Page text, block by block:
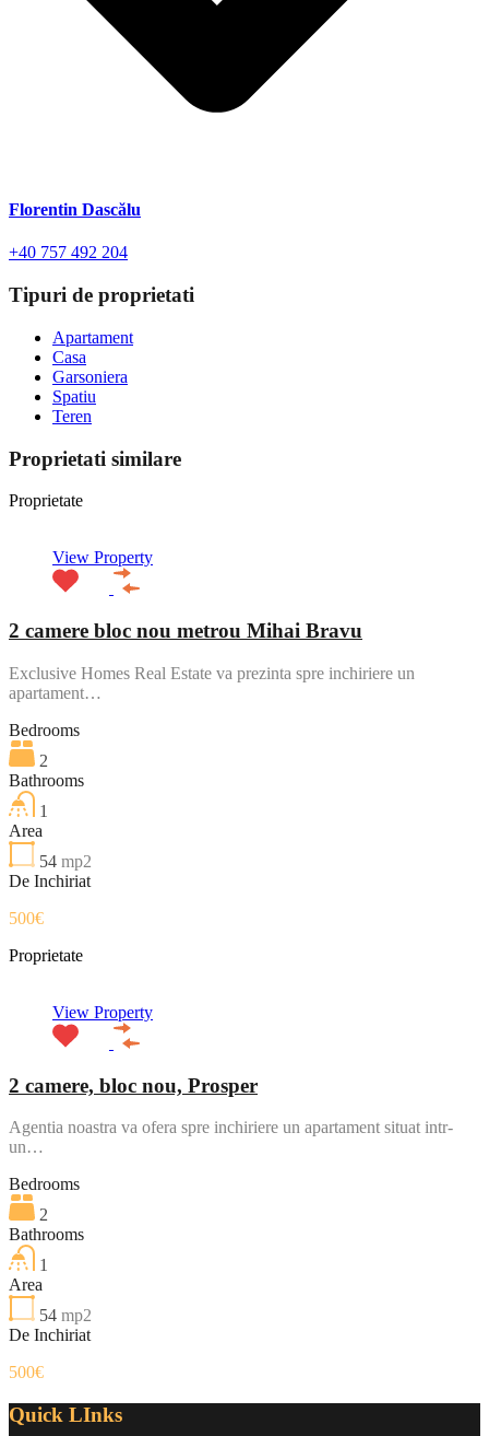
Florentin Dascălu
+40 757 492 204
Tipuri de proprietati
Apartament
Casa
Garsoniera
Spatiu
Teren
Proprietati similare
Proprietate
View Property
2 camere bloc nou metrou Mihai Bravu
Exclusive Homes Real Estate va prezinta spre inchiriere un
apartament…
Bedrooms
2
Bathrooms
1
Area
54 mp2
De Inchiriat
500€
Proprietate
View Property
2 camere, bloc nou, Prosper
Agentia noastra va ofera spre inchiriere un apartament situat intr-
un…
Bedrooms
2
Bathrooms
1
Area
54 mp2
De Inchiriat
500€
Quick LInks